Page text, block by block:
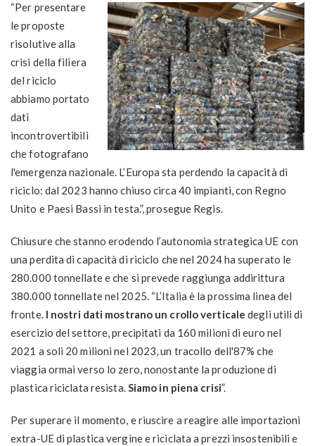
“Per presentare
le proposte
risolutive alla
crisi della filiera
del riciclo
abbiamo portato
dati
incontrovertibili
che fotografano
l'emergenza nazionale. L’Europa sta perdendo la capacità di
riciclo: dal 2023 hanno chiuso circa 40 impianti, con Regno
Unito e Paesi Bassi in testa.”, prosegue Regis.
Chiusure che stanno erodendo l’autonomia strategica UE con
una perdita di capacità di riciclo che nel 2024 ha superato le
280.000 tonnellate e che si prevede raggiunga addirittura
380.000 tonnellate nel 2025. “L’Italia è la prossima linea del
fronte. I nostri dati mostrano un crollo verticale degli utili di
esercizio del settore, precipitati da 160 milioni di euro nel
2021 a soli 20 milioni nel 2023, un tracollo dell'87% che
viaggia ormai verso lo zero, nonostante la produzione di
plastica riciclata resista.Siamo in piena crisi”.
Per superare il momento, e riuscire a reagire alle importazioni
extra-UE di plastica vergine e riciclata a prezzi insostenibili e